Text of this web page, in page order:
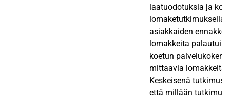
laatuodotuksia ja
lomaketutkimuksella.
asiakkaiden
lomakkeita palautui
koetun
mittaavia lomakkeita
Keskeisenä
että millään